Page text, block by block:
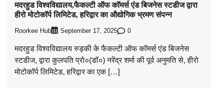
मदरहुड विश्वविद्यालय,फैकल्टी ऑफ कॉमर्स एंड बिजनेस स्टडीज द्वारा
हीरो मोटोकॉर्प लिमिटेड, हरिद्वार का औद्योगिक भ्रमण संपन्न
Roorkee Hub September 17, 2025 0
मदरहुड विश्वविद्यालय रुड़की के फैकल्टी ऑफ कॉमर्स एंड बिजनेस
स्टडीज, द्वारा कुलपति प्रो०(डॉ०) नरेंद्र शर्मा की पूर्व अनुमति से, हीरो
मोटोकॉर्प लिमिटेड, हरिद्वार का एक […]